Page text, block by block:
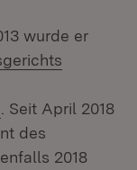
wurde er
(Öffnet in neuem
. Seit April 2018
des
2018